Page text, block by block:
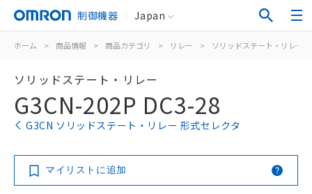
制御機器 Japan
ホーム > 商品情報 > 商品カテゴリ > リレー > ソリッドステート・リレー
ソリッドステート・リレー
G3CN-202P DC3-28
G3CN ソリッドステート・リレー 形式セレクタ
マイリストに追加